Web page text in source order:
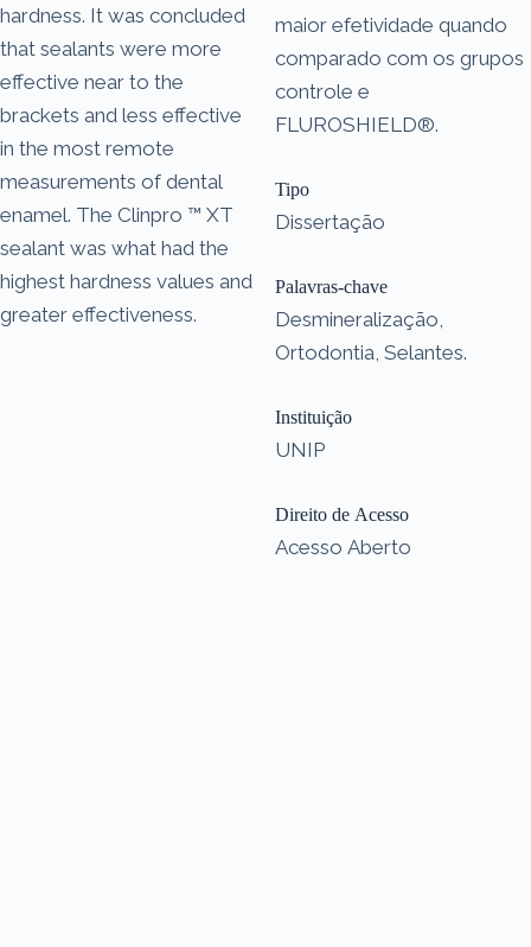
hardness. It was concluded
that sealants were more
effective near to the
brackets and less effective
in the most remote
measurements of dental
enamel. The Clinpro ™ XT
sealant was what had the
highest hardness values and
greater effectiveness.
maior efetividade quando
comparado com os grupos
controle e
FLUROSHIELD®.
Tipo
Dissertação
Palavras-chave
Desmineralização,
Ortodontia, Selantes.
Instituição
UNIP
Direito de Acesso
Acesso Aberto